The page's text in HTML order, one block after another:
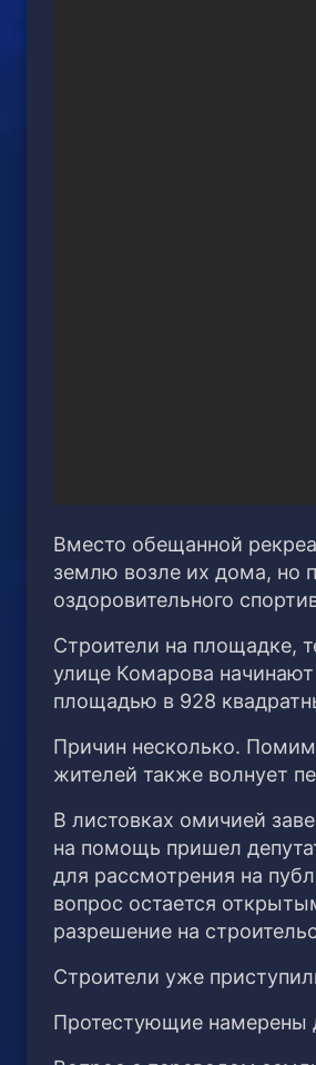
Вместо обещанной
землю возле их дома, но
оздоровительного
Строители на площадке,
улице Комарова начинают
площадью в 928
Причин несколько.
жителей также волнует
В листовках омичией
на помощь пришел
для рассмотрения на
вопрос остается
разрешение на
Строители уже
Протестующие намерены